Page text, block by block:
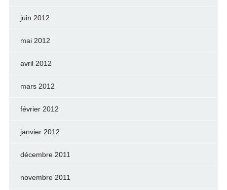
juin 2012
mai 2012
avril 2012
mars 2012
février 2012
janvier 2012
décembre 2011
novembre 2011